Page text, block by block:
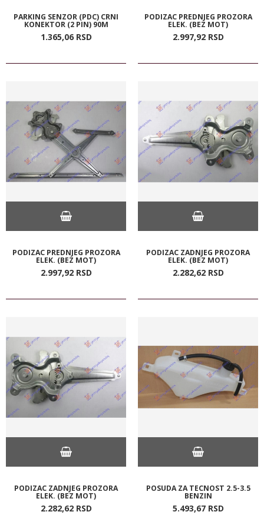
PARKING SENZOR (PDC) CRNI
KONEKTOR (2 PIN) 90M
1.365,06 RSD
PODIZAC PREDNJEG PROZORA
ELEK. (BEZ MOT)
2.997,92 RSD
PODIZAC PREDNJEG PROZORA
ELEK. (BEZ MOT)
2.997,92 RSD
PODIZAC ZADNJEG PROZORA
ELEK. (BEZ MOT)
2.282,62 RSD
PODIZAC ZADNJEG PROZORA
ELEK. (BEZ MOT)
2.282,62 RSD
POSUDA ZA TECNOST 2.5-3.5
BENZIN
5.493,67 RSD